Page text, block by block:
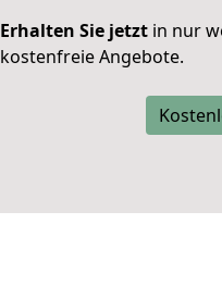
Erhalten Sie jetzt in nur
kostenfreie Angebote.